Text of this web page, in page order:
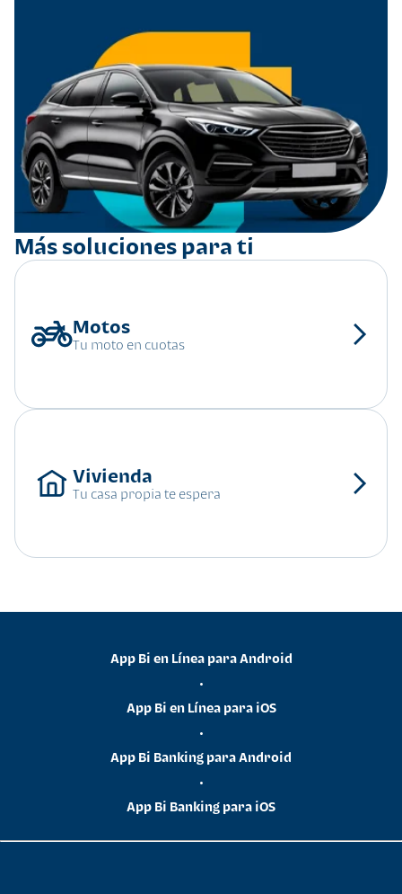
Más soluciones para ti
Tu moto en cuotas
Tu casa propia te espera
App Bi en Línea para Android
•
App Bi en Línea para iOS
•
App Bi Banking para Android
•
App Bi Banking para iOS